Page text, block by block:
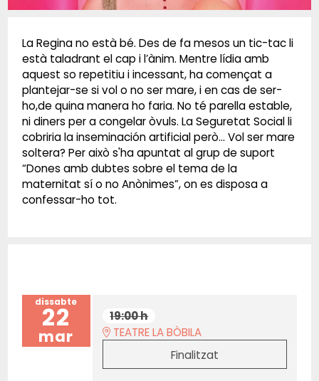
La Regina no està bé. Des de fa mesos un tic-tac li
està taladrant el cap i l’ànim. Mentre lídia amb
aquest so repetitiu i incessant, ha començat a
plantejar-se si vol o no ser mare, i en cas de ser-
ho,de quina manera ho faria. No té parella estable,
ni diners per a congelar òvuls. La Seguretat Social li
cobriria la inseminación artificial però... Vol ser mare
soltera? Per això s'ha apuntat al grup de suport
“Dones amb dubtes sobre el tema de la
maternitat sí o no Anònimes”, on es disposa a
confessar-ho tot.
dissabte
22
mar
19:00 h
TEATRE LA BÒBILA
Finalitzat